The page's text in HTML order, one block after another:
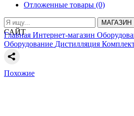
Отложенные товары (0)
МАГАЗИН
САЙТ
Главная Интернет-магазин
Оборудование Дистилляция
Похожие